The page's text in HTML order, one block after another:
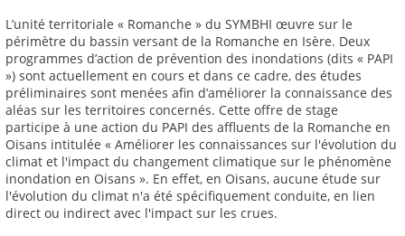
L’unité territoriale « Romanche » du SYMBHI œuvre sur le
périmètre du bassin versant de la Romanche en Isère. Deux
programmes d’action de prévention des inondations (dits « PAPI
») sont actuellement en cours et dans ce cadre, des études
préliminaires sont menées afin d’améliorer la connaissance des
aléas sur les territoires concernés. Cette offre de stage
participe à une action du PAPI des affluents de la Romanche en
Oisans intitulée « Améliorer les connaissances sur l'évolution du
climat et l'impact du changement climatique sur le phénomène
inondation en Oisans ». En effet, en Oisans, aucune étude sur
l'évolution du climat n'a été spécifiquement conduite, en lien
direct ou indirect avec l'impact sur les crues.